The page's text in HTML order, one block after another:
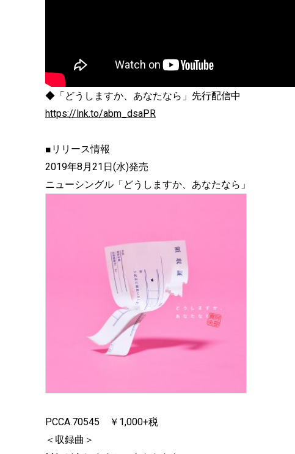
◆「どうしますか、あなたなら」先行配信中
https://lnk.to/abm_dsaPR
■リリース情報
2019年8月21日(水)発売
ニューシングル「どうしますか、あなたなら」
PCCA.70545 ￥1,000+税
＜収録曲＞